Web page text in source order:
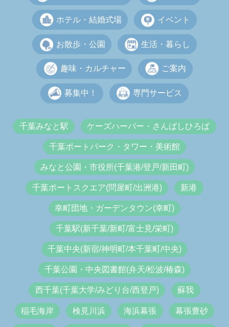
ホテル・結婚式場 イベント
お散歩・公園 生活・暮らし
趣味・カルチャー ご案内
募集中！ 専門サービス
千葉みなと駅 ケーズハーバー・さんばしひろば
千葉ポートパーク・タワー・美術館
みなと公園・市役所(千葉港/登戸/新田町)
千葉ポートスクエア(問屋町/出洲港) 新港
幸町団地・ガーデンタウン(幸町)
千葉駅(新千葉/新町/富士見/栄町)
千葉中央(新宿/神明町/本千葉町/中央)
千葉公園・中央図書館(弁天/松波/椿森)
西千葉(千葉大学/みどり台/西登戸) 蘇我
稲毛海岸 検見川浜 海浜幕張 幕張豊砂